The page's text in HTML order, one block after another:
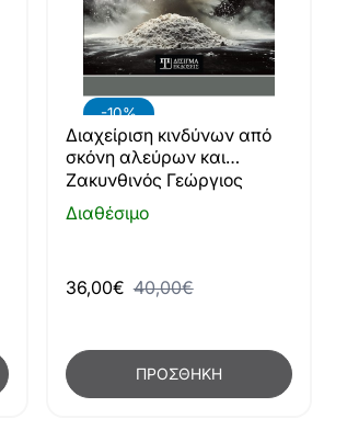
-10%
Διαθέσιμο
Διαχείριση κινδύνων από
σκόνη αλεύρων και
υγραέριο (LPG) σε
βιομηχανίες τροφίμων
Ζακυνθινός Γεώργιος
36,00€ 40,00€
ΠΡΟΣΘΉΚΗ